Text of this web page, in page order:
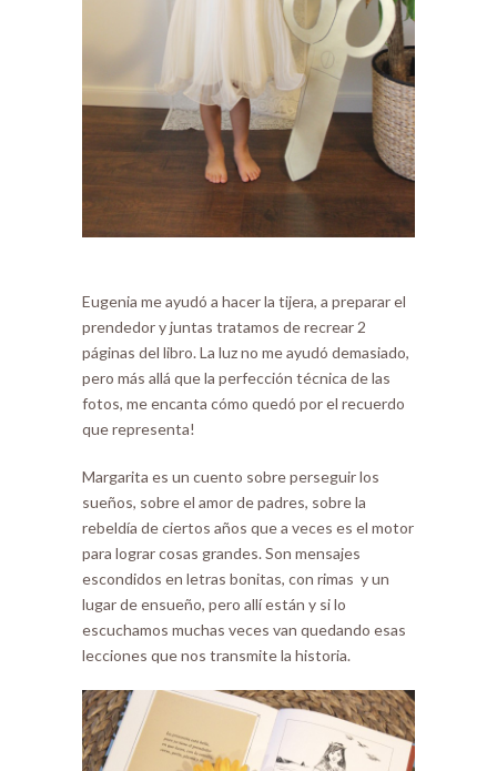
Eugenia me ayudó a hacer la tijera, a preparar el
prendedor y juntas tratamos de recrear 2
páginas del libro. La luz no me ayudó demasiado,
pero más allá que la perfección técnica de las
fotos, me encanta cómo quedó por el recuerdo
que representa!
Margarita es un cuento sobre perseguir los
sueños, sobre el amor de padres, sobre la
rebeldía de ciertos años que a veces es el motor
para lograr cosas grandes. Son mensajes
escondidos en letras bonitas, con rimas y un
lugar de ensueño, pero allí están y si lo
escuchamos muchas veces van quedando esas
lecciones que nos transmite la historia.